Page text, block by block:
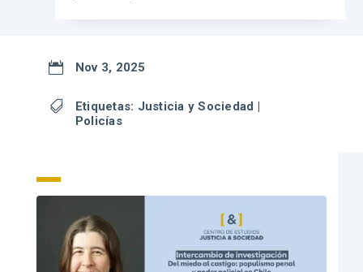
 Nov 3, 2025
 Etiquetas: Justicia y Sociedad |
Policías